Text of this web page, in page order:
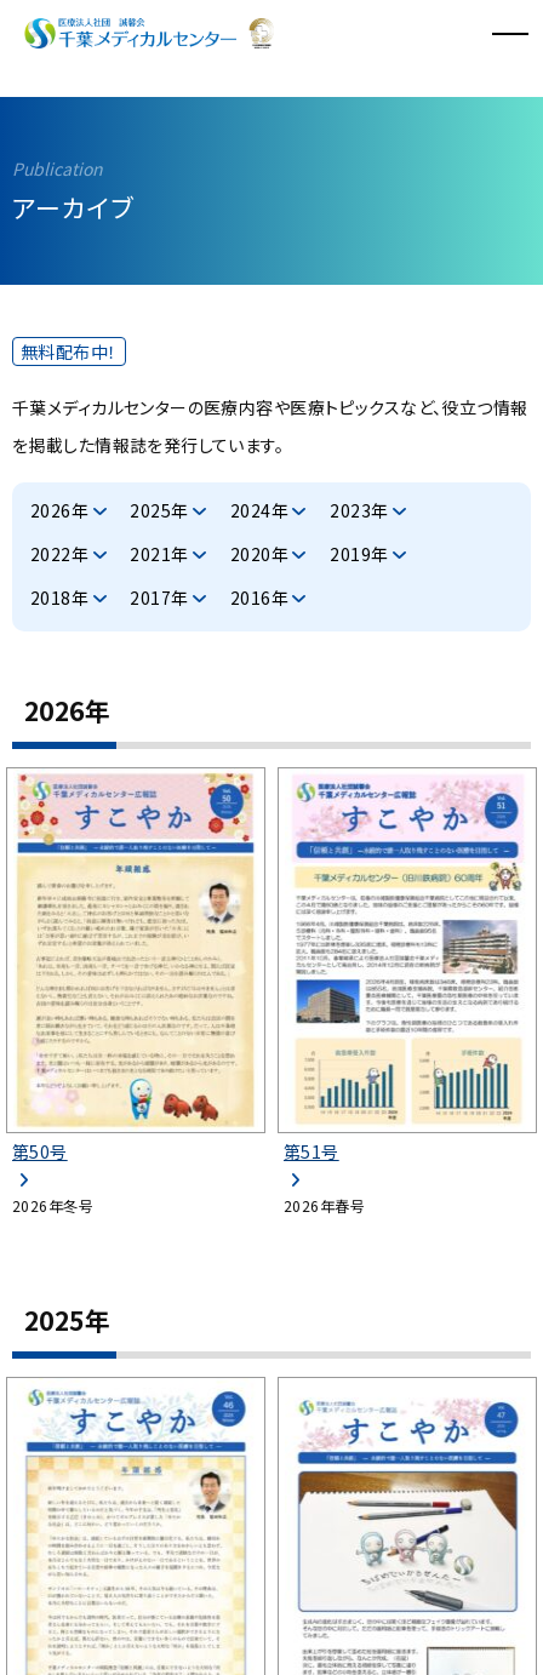
診療科・診療センター
特長と取り組み
採用情報
千葉メディカルセンター
スポーツ医学センター
美容外科
健診センター
看護部
臨床研修医募集
アーカイブ
無料配布中！
千葉メディカルセンターの医療内容や医療トピックスなど、役立つ情報
を掲載した情報誌を発行しています。
2026年 2025年 2024年
2023年
2022年
2021年 2020年
2019年
2018年
2017年 2016年
2026年
第50号
2026年冬号
第51号
2026年春号
2025年